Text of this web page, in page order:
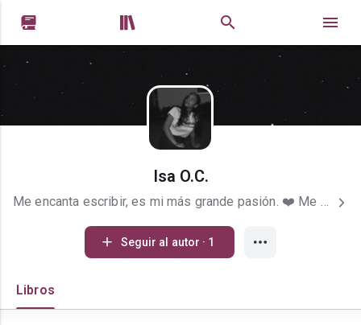
 
Isa O.C.
Me encanta escribir, es mi más grande pasión. ❤️ Me gusta el ballet, la fotografía, leer, dibujar, escuchar música y jugar videojuegos. (¡Adoro escuchar solos de guitarra! De rock obviamente.) También siento una gran conexión con todo lo que tenga que ver con Inglaterra, un país único e inigualable. Y sin nada más que decir, ¡espero que les gusten mis historias! Las escribo con una gran dedicación. Algún día cumpliré mi sueño de ser una escritora reconocida. ❤️
Seguir al autor · 1
Libros